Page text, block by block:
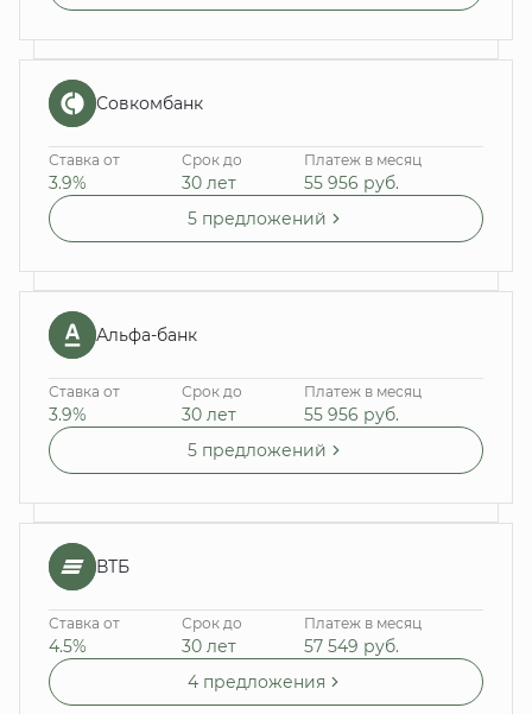
Совкомбанк
Ставка от
3.9%
Срок до
30 лет
Платеж в месяц
55 956 руб.
5 предложений
Альфа-банк
Ставка от
3.9%
Срок до
30 лет
Платеж в месяц
55 956 руб.
5 предложений
ВТБ
Ставка от
4.5%
Срок до
30 лет
Платеж в месяц
57 549 руб.
4 предложения